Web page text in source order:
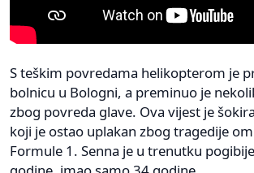
S teškim povredama helikopterom je
bolnicu u Bologni, a preminuo je
zbog povreda glave. Ova vijest je
koji je ostao uplakan zbog tragedije
Formule 1. Senna je u trenutku